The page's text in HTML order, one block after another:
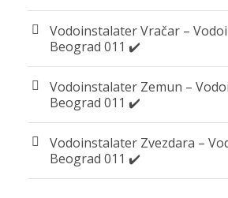
Vodoinstalater Vračar –
Beograd 011 ✔️
Vodoinstalater Zemun –
Beograd 011 ✔️
Vodoinstalater Zvezdara –
Beograd 011 ✔️